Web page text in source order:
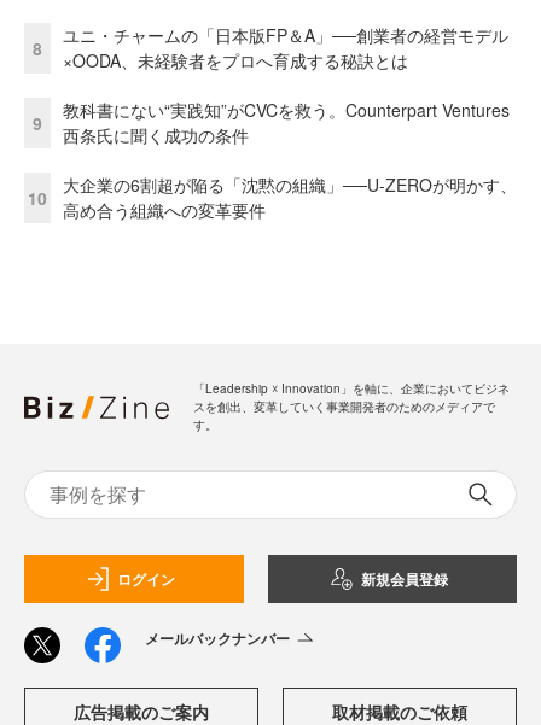
8
ユニ・チャームの「日本版FP＆A」──創業者の経営モデル
×OODA、未経験者をプロへ育成する秘訣とは
9
教科書にない“実践知”がCVCを救う。Counterpart Ventures
西条氏に聞く成功の条件
10
大企業の6割超が陥る「沈黙の組織」──U-ZEROが明かす、
高め合う組織への変革要件
「Leadership ☓ Innovation」を軸に、企業においてビジネ
スを創出、変革していく事業開発者のためのメディアで
す。
ログイン 新規会員登録
メールバックナンバー
広告掲載のご案内 取材掲載のご依頼